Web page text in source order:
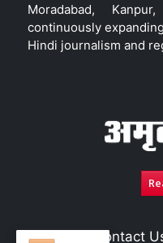
Moradabad,
continuously
Hindi journalism and
About Us Contact